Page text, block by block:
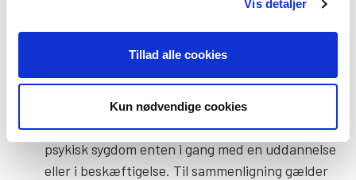
Vis detaljer
Tillad alle cookies
Kun nødvendige cookies
med psykisk sygdom, udgjorde ca. 77.100
personer i 2017. Det er en stigning på næsten
20.000 personer siden 2013, svarende til 33 pct.
På landsplan er omkring 60 pct. af unge med
psykisk sygdom enten i gang med en uddannelse
eller i beskæftigelse. Til sammenligning gælder